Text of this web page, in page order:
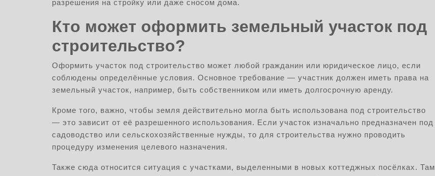
разрешения на стройку или даже сносом дома.
Кто может оформить земельный участок под
строительство?
Оформить участок под строительство может любой гражданин или юридическое лицо, если
соблюдены определённые условия. Основное требование — участник должен иметь права на
земельный участок, например, быть собственником или иметь долгосрочную аренду.
Кроме того, важно, чтобы земля действительно могла быть использована под строительство
— это зависит от её разрешенного использования. Если участок изначально предназначен под
садоводство или сельскохозяйственные нужды, то для строительства нужно проводить
процедуру изменения целевого назначения.
Также сюда относится ситуация с участками, выделенными в новых коттеджных посёлках. Там